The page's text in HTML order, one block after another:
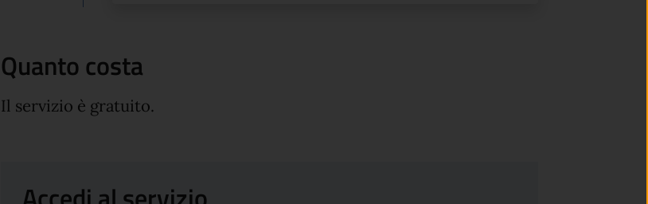
Quanto costa
Il servizio è gratuito.